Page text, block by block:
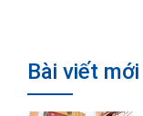
Bài viết mới